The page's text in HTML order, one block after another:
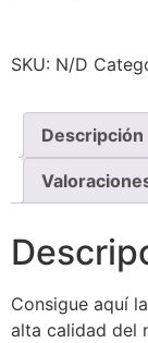
SKU: N/D
Descripción
Consigue aquí
alta calidad del